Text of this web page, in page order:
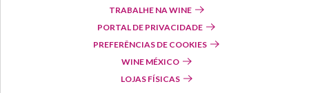
TRABALHE NA WINE
PORTAL DE PRIVACIDADE
PREFERÊNCIAS DE COOKIES
WINE MÉXICO
LOJAS FÍSICAS